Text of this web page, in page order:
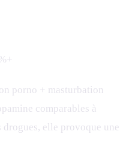
porno + masturbation
comparables à
drogues, elle provoque une